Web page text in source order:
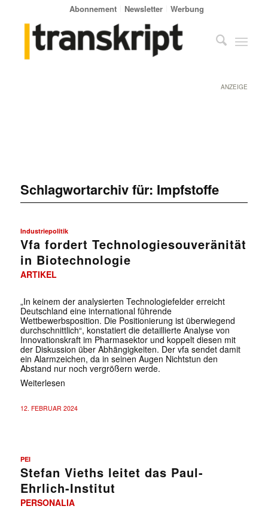
Abonnement Newsletter Werbung
ANZEIGE
Schlagwortarchiv für: Impfstoffe
Industriepolitik
Vfa fordert Technologiesouveränität
in Biotechnologie
ARTIKEL
„In keinem der analysierten Technologiefelder erreicht
Deutschland eine international führende
Wettbewerbsposition. Die Positionierung ist überwiegend
durchschnittlich“, konstatiert die detaillierte Analyse von
Innovationskraft im Pharmasektor und koppelt diesen mit
der Diskussion über Abhängigkeiten. Der vfa sendet damit
ein Alarmzeichen, da in seinen Augen Nichtstun den
Abstand nur noch vergrößern werde.
Weiterlesen
12. FEBRUAR 2024
PEI
Stefan Vieths leitet das Paul-
Ehrlich-Institut
PERSONALIA